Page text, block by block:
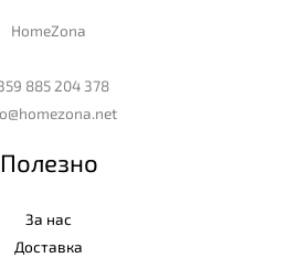
HomeZona
885 204 378
Полезно
За нас
Доставка